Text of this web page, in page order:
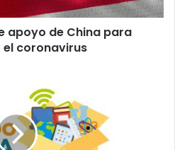
apoyo de China para
coronavirus